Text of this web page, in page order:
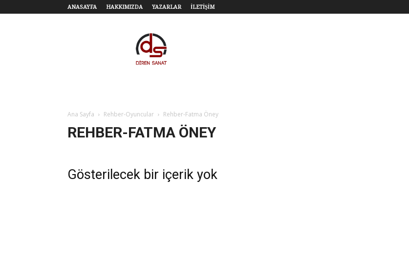
ANASAYFA HAKKIMIZDA YAZARLAR İLETİŞİM
Diren
Sanat
–
Tiyatro,
Ana Sayfa Rehber-Oyuncular Rehber-Fatma Öney
REHBER-FATMA ÖNEY
Gösterilecek bir içerik yok